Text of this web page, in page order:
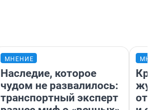
МНЕНИЕ
Наследие, которое
чудом не развалилось:
транспортный эксперт